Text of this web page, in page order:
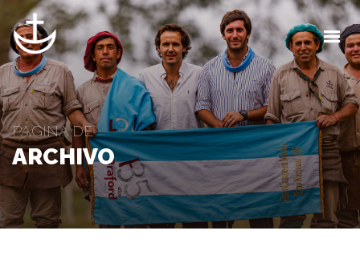
INICIO
LA CABAÑA
CALENDARIO
BLOG
CONTACTO
PÁGINA DE
ARCHIVO